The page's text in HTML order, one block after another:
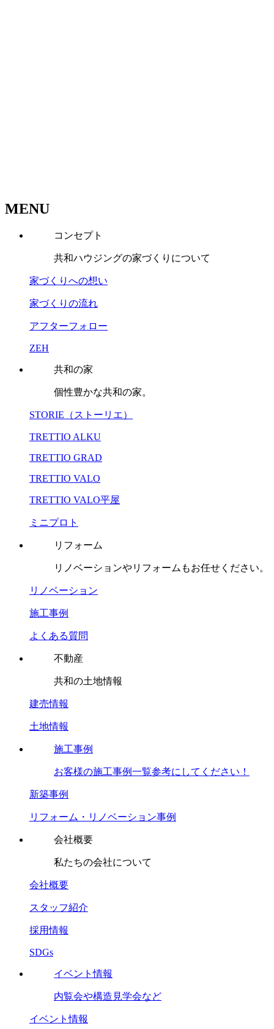
MENU
コンセプト
共和ハウジングの家づくりについて
家づくりへの想い
家づくりの流れ
アフターフォロー
ZEH
共和の家
個性豊かな共和の家。
STORIE（ストーリエ）
TRETTIO ALKU
TRETTIO GRAD
TRETTIO VALO
TRETTIO VALO平屋
ミニプロト
リフォーム
リノベーションやリフォームもお任せください。
リノベーション
施工事例
よくある質問
不動産
共和の土地情報
建売情報
土地情報
施工事例
お客様の施工事例一覧参考にしてください！
新築事例
リフォーム・リノベーション事例
会社概要
私たちの会社について
会社概要
スタッフ紹介
採用情報
SDGs
イベント情報
内覧会や構造見学会など
イベント情報